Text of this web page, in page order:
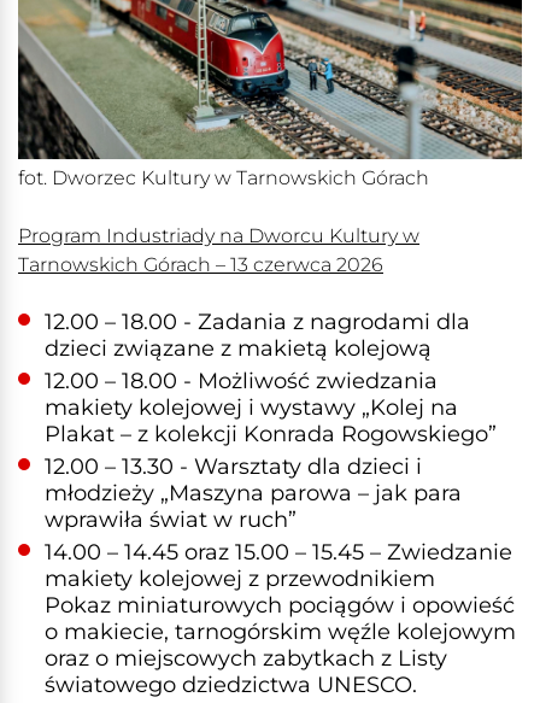
fot. Dworzec Kultury w Tarnowskich Górach
Program Industriady na Dworcu Kultury w
Tarnowskich Górach – 13 czerwca 2026
12.00 – 18.00 - Zadania z nagrodami dla
dzieci związane z makietą kolejową
12.00 – 18.00 - Możliwość zwiedzania
makiety kolejowej i wystawy „Kolej na
Plakat – z kolekcji Konrada Rogowskiego”
12.00 – 13.30 - Warsztaty dla dzieci i
młodzieży „Maszyna parowa – jak para
wprawiła świat w ruch”
14.00 – 14.45 oraz 15.00 – 15.45 – Zwiedzanie
makiety kolejowej z przewodnikiem
Pokaz miniaturowych pociągów i opowieść
o makiecie, tarnogórskim węźle kolejowym
oraz o miejscowych zabytkach z Listy
światowego dziedzictwa UNESCO.